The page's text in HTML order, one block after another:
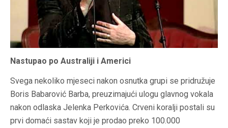
Nastupao po Australiji i Americi
Svega nekoliko mjeseci nakon osnutka grupi se pridružuje
Boris Babarović Barba, preuzimajući ulogu glavnog vokala
nakon odlaska Jelenka Perkovića. Crveni koralji postali su
prvi domaći sastav koji je prodao preko 100.000